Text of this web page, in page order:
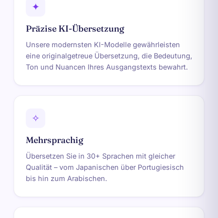
✦
Präzise KI-Übersetzung
Unsere modernsten KI-Modelle gewährleisten
eine originalgetreue Übersetzung, die Bedeutung,
Ton und Nuancen Ihres Ausgangstexts bewahrt.
✧
Mehrsprachig
Übersetzen Sie in 30+ Sprachen mit gleicher
Qualität – vom Japanischen über Portugiesisch
bis hin zum Arabischen.